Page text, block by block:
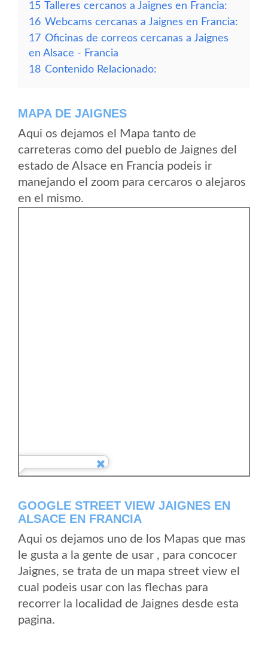
15 Talleres cercanos a Jaignes en Francia:
16 Webcams cercanas a Jaignes en Francia:
17 Oficinas de correos cercanas a Jaignes
en Alsace - Francia
18 Contenido Relacionado:
MAPA DE JAIGNES
Aqui os dejamos el Mapa tanto de
carreteras como del pueblo de Jaignes del
estado de Alsace en Francia podeis ir
manejando el zoom para cercaros o alejaros
en el mismo.
GOOGLE STREET VIEW JAIGNES EN
ALSACE EN FRANCIA
Aqui os dejamos uno de los Mapas que mas
le gusta a la gente de usar , para concocer
Jaignes, se trata de un mapa street view el
cual podeis usar con las flechas para
recorrer la localidad de Jaignes desde esta
pagina.